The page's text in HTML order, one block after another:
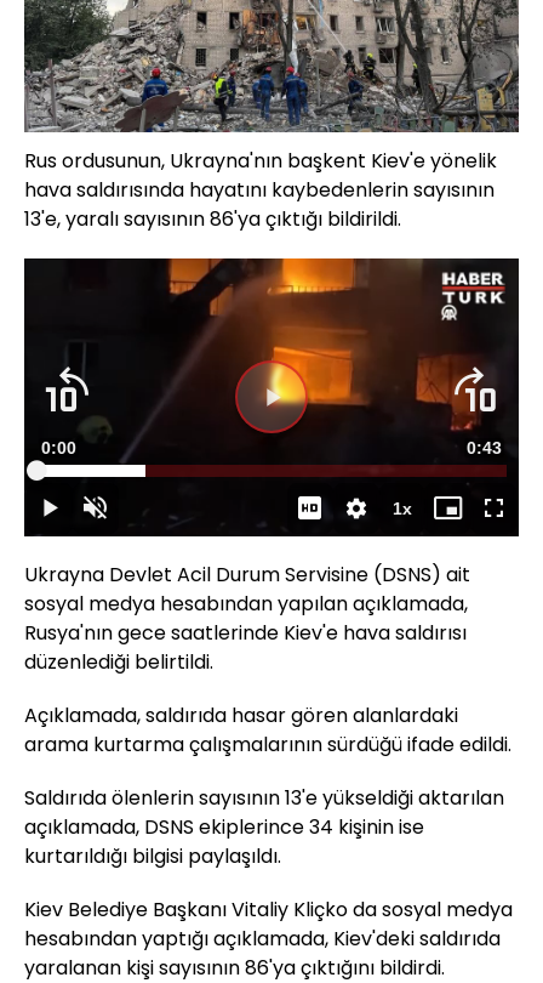
Rus ordusunun, Ukrayna'nın başkent Kiev'e yönelik
hava saldırısında hayatını kaybedenlerin sayısının
13'e, yaralı sayısının 86'ya çıktığı bildirildi.
DuraklatSesi
Aç
Süre
0:00 Toplam
Süre
0:43
Yüklendi:
1xOynatma
Hızı
Mini
oynatıcı
Tam
Ekran
Ukrayna Devlet Acil Durum Servisine (DSNS) ait
sosyal medya hesabından yapılan açıklamada,
Rusya'nın gece saatlerinde Kiev'e hava saldırısı
düzenlediği belirtildi.
Açıklamada, saldırıda hasar gören alanlardaki
arama kurtarma çalışmalarının sürdüğü ifade edildi.
Saldırıda ölenlerin sayısının 13'e yükseldiği aktarılan
açıklamada, DSNS ekiplerince 34 kişinin ise
kurtarıldığı bilgisi paylaşıldı.
Kiev Belediye Başkanı Vitaliy Kliçko da sosyal medya
hesabından yaptığı açıklamada, Kiev'deki saldırıda
yaralanan kişi sayısının 86'ya çıktığını bildirdi.